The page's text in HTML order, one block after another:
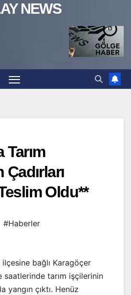
NEWS
Tarım
Oldu**
#Haberler
ilçesine bağlı Karagöçer
saatlerinde tarım işçilerinin
yangın çıktı. Henüz